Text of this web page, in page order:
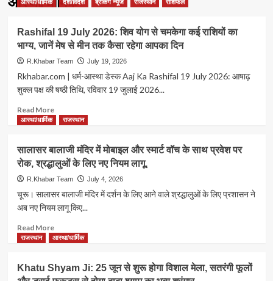
आस्था/धार्मिक देश/विदेश ब्रेकिंग न्यूज राजस्थान राशिफल
Rashifal 19 July 2026: शिव योग से चमकेगा कई राशियों का
भाग्य, जानें मेष से मीन तक कैसा रहेगा आपका दिन
R.Khabar Team July 19, 2026
Rkhabar.com | धर्म-आस्था डेस्क Aaj Ka Rashifal 19 July 2026: आषाढ़
शुक्ल पक्ष की षष्ठी तिथि, रविवार 19 जुलाई 2026...
Read MoreRead
more
Rashifal
19
July
2026:
से
कई
भाग्य,
आस्था/धार्मिक राजस्थान
सालासर बालाजी मंदिर में मोबाइल और स्मार्ट वॉच के साथ प्रवेश पर
रोक, श्रद्धालुओं के लिए नए नियम लागू,
R.Khabar Team July 4, 2026
चूरू। सालासर बालाजी मंदिर में दर्शन के लिए आने वाले श्रद्धालुओं के लिए प्रशासन ने
अब नए नियम लागू किए...
Read MoreRead
more
बालाजी
राजस्थान आस्था/धार्मिक
Khatu Shyam Ji: 25 जून से शुरू होगा विशाल मेला, सतरंगी फूलों